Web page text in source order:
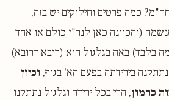
כמה פרטים וחילוקים יש בזה,
(והכוונה כאן לנר"ן כולם או אחד
בלבד) באה בגלגול הוא (רובא דרובא)
בירידתה בפעם הא' בגוף, וכיון
כרמון, הרי בכל ירידה וגלגול נתתקנו